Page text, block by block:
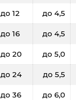
до 12 до 4,5
до 16 до 4,5
до 20 до 5,0
до 24 до 5,5
до 36 до 6,0